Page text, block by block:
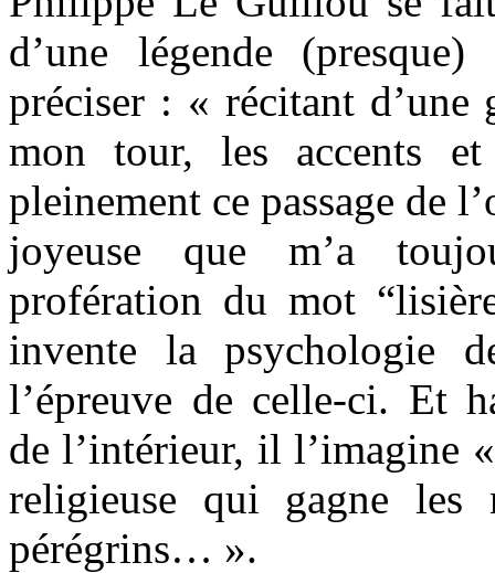
d’une légende
préciser : « récitant d’une
mon tour, les accents
pleinement ce passage de
joyeuse que m’a
profération du mot
invente la psychologie
l’épreuve de celle-ci. Et
de l’intérieur, il l’imagine
religieuse qui gagne les
pérégrins… ».